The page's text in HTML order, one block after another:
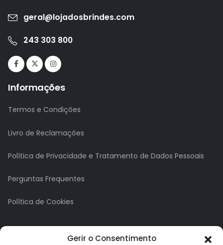
Gerir o Consentimento
geral@lojadosbrindes.com
243 303 800
Informações
Termos e Condições
Livro de Reclamações
Política de Privacidade e Tratamento de Dados Pessoais
Perguntas Frequentes
Política de Cookies
A minha conta